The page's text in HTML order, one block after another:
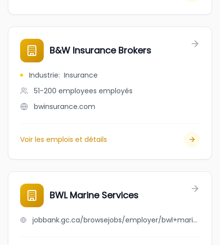
B&W Insurance Brokers
Industrie: Insurance
51-200 employees employés
bwinsurance.com
Voir les emplois et détails
BWL Marine Services
jobbank.gc.ca/browsejobs/employer/bwl+marine+services/ca